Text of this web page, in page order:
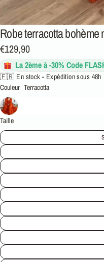
Robe terracotta bohème
€129,90
La 2ème à -30% Code
🇫🇷 En stock - Expédition sous 48h
Couleur Terracotta
Taille